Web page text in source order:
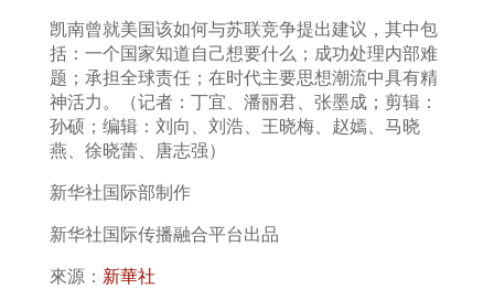
凯南曾就美国该如何与苏联竞争提出建议，其中包
括：一个国家知道自己想要什么；成功处理内部难
题；承担全球责任；在时代主要思想潮流中具有精
神活力。（记者：丁宜、潘丽君、张墨成；剪辑：
孙硕；编辑：刘向、刘浩、王晓梅、赵嫣、马晓
燕、徐晓蕾、唐志强）
新华社国际部制作
新华社国际传播融合平台出品
來源： 新華社